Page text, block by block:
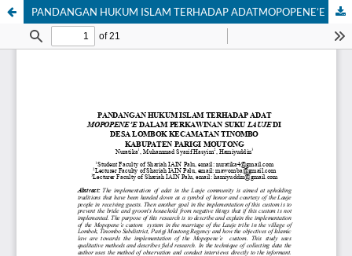
PANDANGAN HUKUM ISLAM TERHADAP ADATMOPOPENE’E DALAM PERKAWINAN SUKU LAUJE DIDESA LOMBOK KECAMATAN TINOMBOKABUPATEN PARIGI MOUTONG